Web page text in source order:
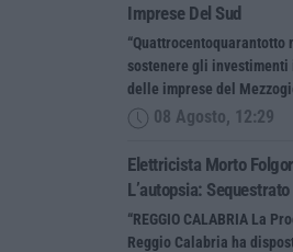
Imprese Del Sud
sostenere gli
delle imprese del
08 Agosto, 12:29
Elettricista Morto
L’autopsia:
“REGGIO CALABRIA La
Reggio Calabria ha